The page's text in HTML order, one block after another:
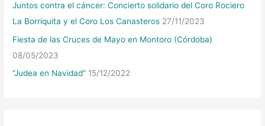
Juntos contra el cáncer: Concierto solidario del Coro Rociero
La Borriquita y el Coro Los Canasteros 27/11/2023
Fiesta de las Cruces de Mayo en Montoro (Córdoba)
08/05/2023
“Judea en Navidad” 15/12/2022